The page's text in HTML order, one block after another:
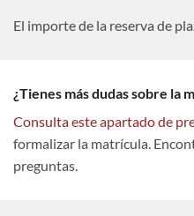
El importe de la reserva de
¿Tienes más dudas sobre la
Consulta este apartado de
formalizar la matrícula.
preguntas.